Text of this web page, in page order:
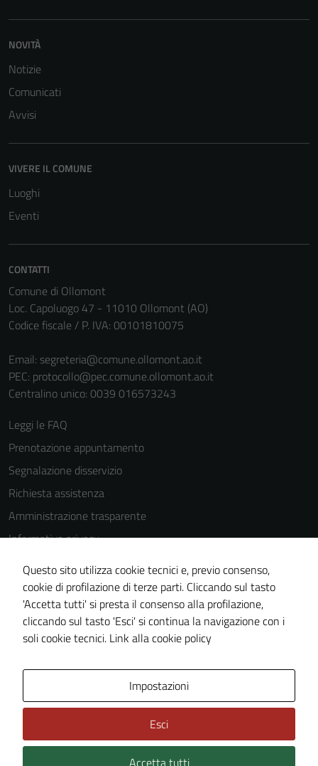
NOVITÀ
Notizie
Comunicati
Avvisi
VIVERE IL COMUNE
Luoghi
Eventi
CONTATTI
Comune di Ollomont
Loc. Capoluogo 47 - 11010 Ollomont (AO)
Codice fiscale / P. IVA: 00101810075
Email: segreteria@comune.ollomont.ao.it
PEC: protocollo@pec.comune.ollomont.ao.it
Centralino unico: 0039 016573243
Leggi le FAQ
Prenotazione appuntamento
Segnalazione disservizio
Richiesta assistenza
Amministrazione trasparente
Informativa privacy
Note legali
Dichiarazione di accessibilità
Piano di miglioramento del sito
Questo sito utilizza cookie tecnici e, previo consenso,
cookie di profilazione di terze parti. Cliccando sul tasto
'Accetta tutti' si presta il consenso alla profilazione,
cliccando sul tasto 'Esci' si continua la navigazione con i
soli cookie tecnici. Link alla cookie policy
Impostazioni
Esci
Accetta tutti
del sito e non
Questi cookie
non raccolgono
personali.